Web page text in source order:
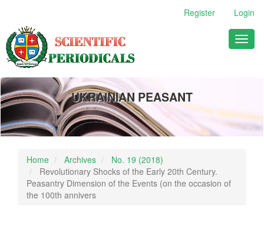
Main
Content
Sidebar
Register Login
UKRAINIAN PEASANT
Home Archives
No. 19 (2018)
Revolutionary Shocks of the Early 20th Century.
Peasantry Dimension of the Events (on the occasion of
the 100th annivers